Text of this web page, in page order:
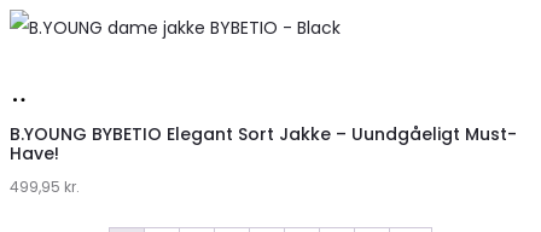
hos
B.YOUNG BYBETIO Elegant Sort Jakke – Uundgåeligt Must-
Have!
499,95 kr.